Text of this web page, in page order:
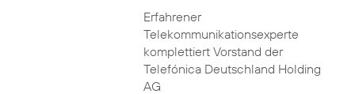
Erfahrener
Telekommunikationsexperte
komplettiert Vorstand der
Telefónica Deutschland Holding
AG